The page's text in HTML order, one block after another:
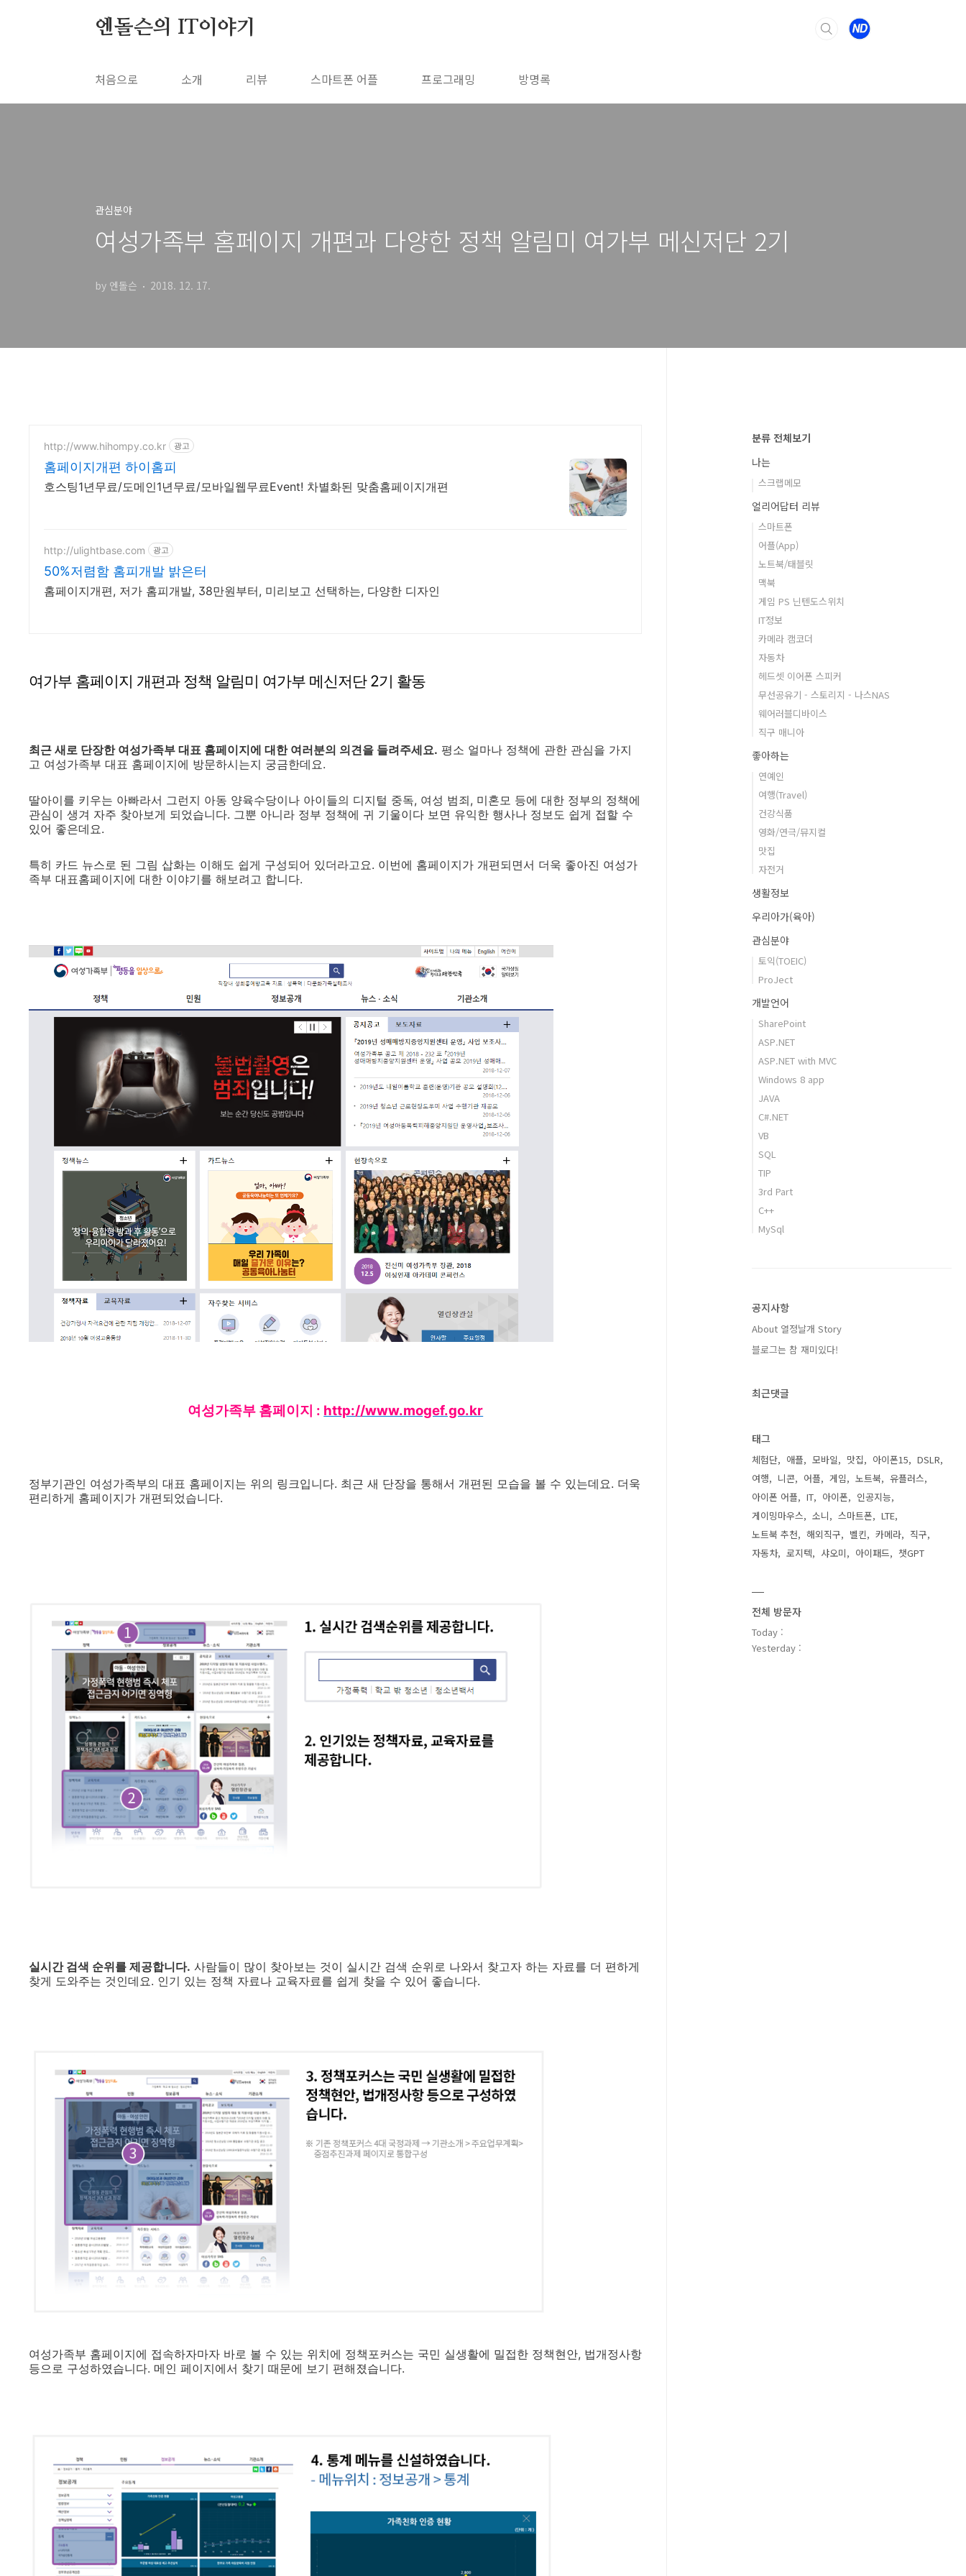
엔돌슨의 IT이야기
처음으로 소개 리뷰 스마트폰 어플 프로그래밍 방명록
관심분야
여성가족부 홈페이지 개편과 다양한 정책 알림미 여가부 메신저단 2기
by 엔돌슨 2018. 12. 17.
http://www.hihompy.co.kr 광고
홈페이지개편 하이홈피
호스팅1년무료/도메인1년무료/모바일웹무료Event! 차별화된 맞춤홈페이지개편
http://ulightbase.com 광고
50%저렴함 홈피개발 밝은터
홈페이지개편, 저가 홈피개발, 38만원부터, 미리보고 선택하는, 다양한 디자인
여가부 홈페이지 개편과 정책 알림미 여가부 메신저단 2기 활동
최근 새로 단장한 여성가족부 대표 홈페이지에 대한 여러분의 의견을 들려주세요. 평소 얼마나 정책에 관한 관심을 가지
고 여성가족부 대표 홈페이지에 방문하시는지 궁금한데요.
딸아이를 키우는 아빠라서 그런지 아동 양육수당이나 아이들의 디지털 중독, 여성 범죄, 미혼모 등에 대한 정부의 정책에
관심이 생겨 자주 찾아보게 되었습니다. 그뿐 아니라 정부 정책에 귀 기울이다 보면 유익한 행사나 정보도 쉽게 접할 수
있어 좋은데요.
특히 카드 뉴스로 된 그림 삽화는 이해도 쉽게 구성되어 있더라고요. 이번에 홈페이지가 개편되면서 더욱 좋아진 여성가
족부 대표홈페이지에 대한 이야기를 해보려고 합니다.
여성가족부 홈페이지 : http://www.mogef.go.kr
정부기관인 여성가족부의 대표 홈페이지는 위의 링크입니다. 최근 새 단장을 통해서 개편된 모습을 볼 수 있는데요. 더욱
편리하게 홈페이지가 개편되었습니다.
실시간 검색 순위를 제공합니다. 사람들이 많이 찾아보는 것이 실시간 검색 순위로 나와서 찾고자 하는 자료를 더 편하게
찾게 도와주는 것인데요. 인기 있는 정책 자료나 교육자료를 쉽게 찾을 수 있어 좋습니다.
여성가족부 홈페이지에 접속하자마자 바로 볼 수 있는 위치에 정책포커스는 국민 실생활에 밀접한 정책현안, 법개정사항
등으로 구성하였습니다. 메인 페이지에서 찾기 때문에 보기 편해졌습니다.
분류 전체보기
나는
스크랩메모
얼리어답터 리뷰
스마트폰
어플(App)
노트북/태블릿
맥북
게임 PS 닌텐도스위치
IT정보
카메라 캠코더
자동차
헤드셋 이어폰 스피커
무선공유기 - 스토리지 - 나스NAS
웨어러블디바이스
직구 매니아
좋아하는
연예인
여행(Travel)
건강식품
영화/연극/뮤지컬
맛집
자전거
생활정보
우리아가(육아)
관심분야
토익(TOEIC)
ProJect
개발언어
SharePoint
ASP.NET
ASP.NET with MVC
Windows 8 app
JAVA
C#.NET
VB
SQL
TIP
3rd Part
C++
MySql
공지사항
About 열정날개 Story
블로그는 참 재미있다!
최근댓글
태그
체험단 애플 모바일 맛집 아이폰15
DSLR
여행
니콘 어플 게임 노트북
유플러스
아이폰 어플
IT 아이폰
인공지능
게이밍마우스
소니 스마트폰
LTE
노트북 추천
해외직구 벨킨 카메라
직구
자동차
로지텍 샤오미 아이패드 챗GPT
전체 방문자
Today :
Yesterday :